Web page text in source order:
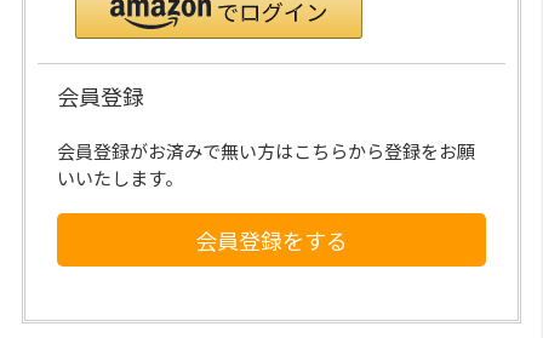
会員登録
会員登録がお済みで無い方はこちらから登録をお願
いいたします。
会員登録をする